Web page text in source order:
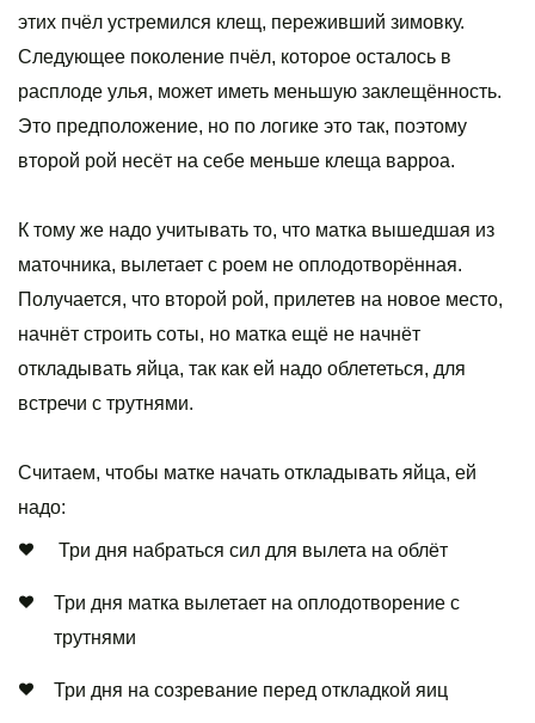
этих пчёл устремился клещ, переживший зимовку.
Следующее поколение пчёл, которое осталось в
расплоде улья, может иметь меньшую заклещённость.
Это предположение, но по логике это так, поэтому
второй рой несёт на себе меньше клеща варроа.
К тому же надо учитывать то, что матка вышедшая из
маточника, вылетает с роем не оплодотворённая.
Получается, что второй рой, прилетев на новое место,
начнёт строить соты, но матка ещё не начнёт
откладывать яйца, так как ей надо облететься, для
встречи с трутнями.
Считаем, чтобы матке начать откладывать яйца, ей
надо:
Три дня набраться сил для вылета на облёт
Три дня матка вылетает на оплодотворение с
трутнями
Три дня на созревание перед откладкой яиц